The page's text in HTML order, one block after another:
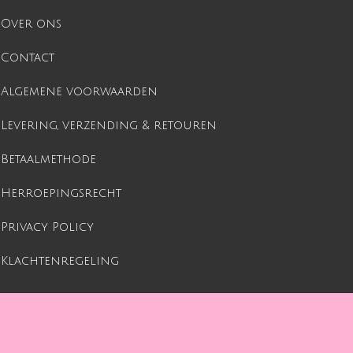
Over ons
Contact
Algemene voorwaarden
Levering, verzending & retouren
Betaalmethode
Herroepingsrecht
Privacy Policy
Klachtenregeling